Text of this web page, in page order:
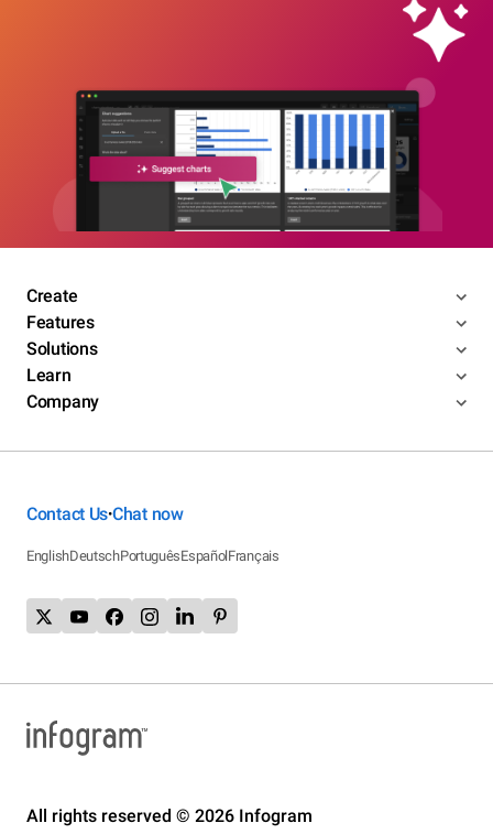
Create
Features
Solutions
Learn
Company
Contact Us•Chat now
EnglishDeutschPortuguêsEspañolFrançais
All rights reserved © 2026 Infogram